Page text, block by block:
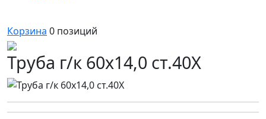
Корзина 0 позиций
Труба г/к 60х14,0 ст.40Х